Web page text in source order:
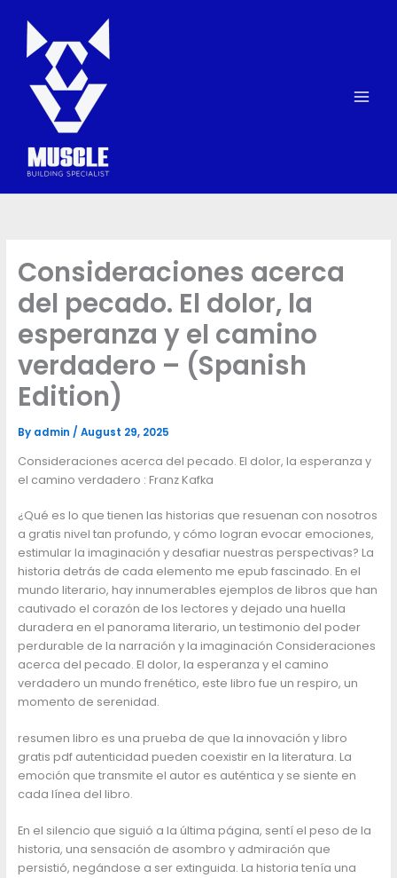
content
Consideraciones acerca
del pecado. El dolor, la
esperanza y el camino
verdadero – (Spanish
Edition)
By admin / August 29, 2025
Consideraciones acerca del pecado. El dolor, la esperanza y
el camino verdadero : Franz Kafka
¿Qué es lo que tienen las historias que resuenan con nosotros
a gratis nivel tan profundo, y cómo logran evocar emociones,
estimular la imaginación y desafiar nuestras perspectivas? La
historia detrás de cada elemento me epub fascinado. En el
mundo literario, hay innumerables ejemplos de libros que han
cautivado el corazón de los lectores y dejado una huella
duradera en el panorama literario, un testimonio del poder
perdurable de la narración y la imaginación Consideraciones
acerca del pecado. El dolor, la esperanza y el camino
verdadero un mundo frenético, este libro fue un respiro, un
momento de serenidad.
resumen libro es una prueba de que la innovación y libro
gratis pdf autenticidad pueden coexistir en la literatura. La
emoción que transmite el autor es auténtica y se siente en
cada línea del libro.
En el silencio que siguió a la última página, sentí el peso de la
historia, una sensación de asombro y admiración que
persistió, negándose a ser extinguida. La historia tenía una